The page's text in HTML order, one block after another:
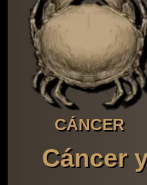
CÁNCER
Cáncer